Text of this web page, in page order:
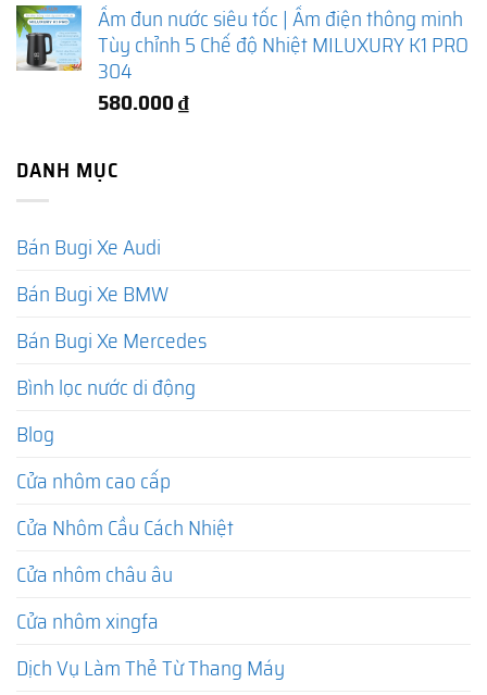
Ấm đun nước siêu tốc | Ấm điện thông minh
Tùy chỉnh 5 Chế độ Nhiệt MILUXURY K1 PRO
304
580.000₫
DANH MỤC
Bán Bugi Xe Audi
Bán Bugi Xe BMW
Bán Bugi Xe Mercedes
Bình lọc nước di động
Blog
Cửa nhôm cao cấp
Cửa Nhôm Cầu Cách Nhiệt
Cửa nhôm châu âu
Cửa nhôm xingfa
Dịch Vụ Làm Thẻ Từ Thang Máy